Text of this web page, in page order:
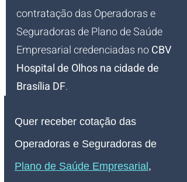
contratação das Operadoras e
Seguradoras de Plano de Saúde
Empresarial credenciadas no CBV
Hospital de Olhos na cidade de
Brasília DF.
Quer receber cotação das
Operadoras e Seguradoras de
Plano de Saúde Empresarial ,